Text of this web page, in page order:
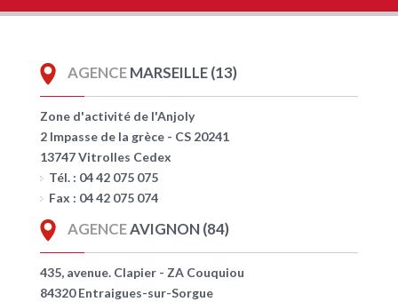
AGENCEMARSEILLE (13)
Zone d'activité de l'Anjoly
2 Impasse de la grèce - CS 20241
13747 Vitrolles Cedex
Tél. : 04 42 075 075
Fax : 04 42 075 074
AGENCEAVIGNON (84)
435, avenue. Clapier - ZA Couquiou
84320 Entraigues-sur-Sorgue